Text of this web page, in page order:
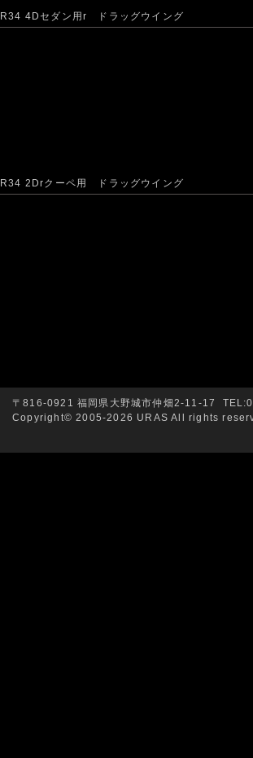
R34 4Dセダン用r ドラッグウイング
R34 2Drクーペ用 ドラッグウイング
〒816-0921 福岡県大野城市仲畑2-11-17
Copyright© 2005-2026 URAS All rights